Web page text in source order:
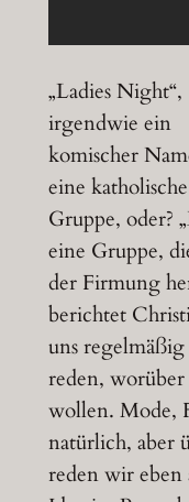
„Ladies Night“,
irgendwie ein
komischer
eine katholische
Gruppe, oder?
eine Gruppe,
der Firmung
berichtet
uns
reden,
wollen. Mode,
natürlich, aber
reden wir eben